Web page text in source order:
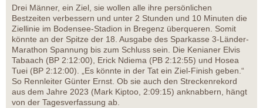
Drei Männer, ein Ziel, sie wollen alle ihre persönlichen
Bestzeiten verbessern und unter 2 Stunden und 10 Minuten die
Ziellinie im Bodensee-Stadion in Bregenz überqueren. Somit
könnte an der Spitze der 18. Ausgabe des Sparkasse 3-Länder-
Marathon Spannung bis zum Schluss sein. Die Kenianer Elvis
Tabaach (BP 2:12:00), Erick Ndiema (PB 2:12:55) und Hosea
Tuei (BP 2:12:00). „Es könnte in der Tat ein Ziel-Finish geben.“
So Rennleiter Günter Ernst. Ob sie auch den Streckenrekord
aus dem Jahre 2023 (Mark Kiptoo, 2:09:15) anknabbern, hängt
von der Tagesverfassung ab.